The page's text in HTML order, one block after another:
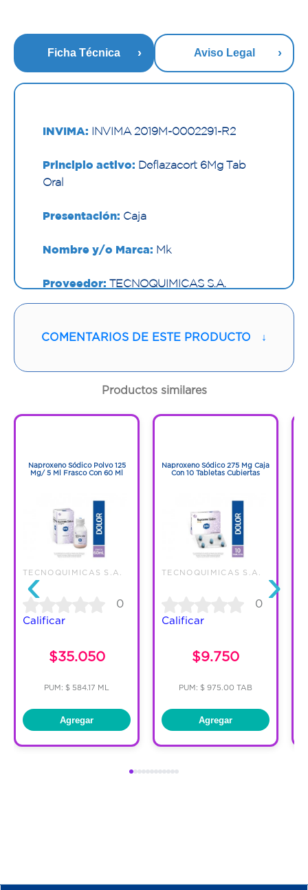
Ficha Técnica Aviso Legal
INVIMA: INVIMA 2019M-0002291-R2
Principio activo: Deflazacort 6Mg Tab
Oral
Presentación: Caja
Nombre y/o Marca: Mk
Proveedor: TECNOQUIMICAS S.A.
10 Tabletas
Código:743278
COMENTARIOS DE ESTE PRODUCTO ↓
Productos similares
‹
Naproxeno Sódico Polvo 125
Mg/ 5 Ml Frasco Con 60 Ml
TECNOQUIMICAS S.A.
0
Calificar
$35.050
PUM: $ 584.17 ML
Agregar
Naproxeno Sódico 275 Mg Caja
Con 10 Tabletas Cubiertas
TECNOQUIMICAS S.A.
0
Calificar
$9.750
PUM: $ 975.00 TAB
Agregar
›